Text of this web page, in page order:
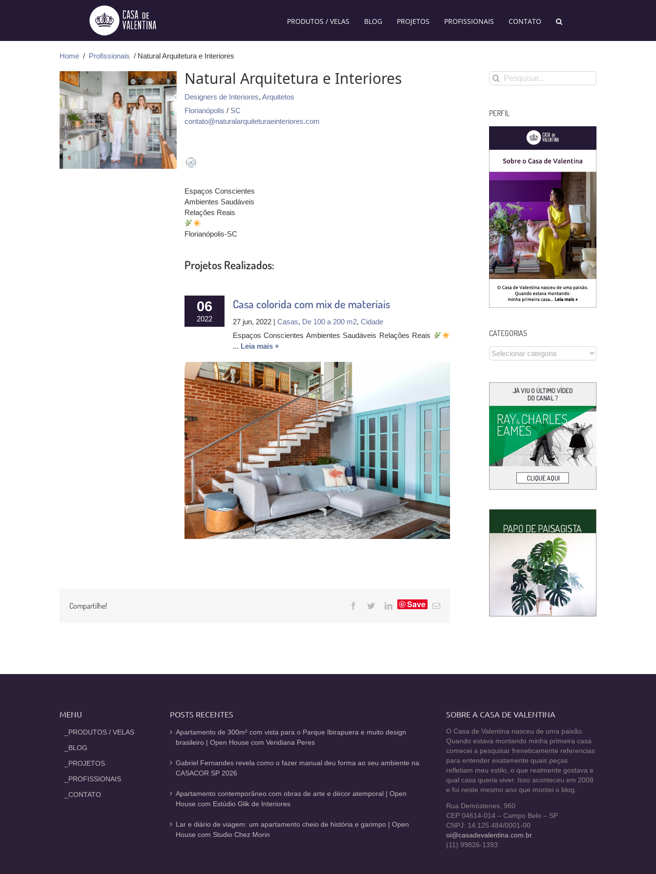
PRODUTOS / VELAS BLOG PROJETOS PROFISSIONAIS CONTATO
Home / Profissionais / Natural Arquitetura e Interiores
Natural Arquitetura e Interiores
Designers de Interiores, Arquitetos
Florianópolis / SC
contato@naturalarquiteturaeinteriores.com
Espaços Conscientes
Ambientes Saudáveis
Relações Reais
Florianópolis-SC
Projetos Realizados:
06
2022
Casa colorida com mix de materiais
27 jun, 2022 | Casas, De 100 a 200 m2, Cidade
Espaços Conscientes Ambientes Saudáveis Relações Reais
... Leia mais +
Compartilhe! Facebook
TwitterLinkedIn
Save
E-
Buscar
resultados
PERFIL
CATEGORIAS
CATEGORIAS
MENU
_PRODUTOS / VELAS
_BLOG
_PROJETOS
_PROFISSIONAIS
_CONTATO
POSTS RECENTES
Apartamento de 300m² com vista para o Parque Ibirapuera e muito design
brasileiro | Open House com Veridiana Peres
Gabriel Fernandes revela como o fazer manual deu forma ao seu ambiente na
CASACOR SP 2026
Apartamento contemporâneo com obras de arte e décor atemporal | Open
House com Estúdio Glik de Interiores
Lar e diário de viagem: um apartamento cheio de história e garimpo | Open
House com Studio Chez Morin
SOBRE A CASA DE VALENTINA
O Casa de Valentina nasceu de uma paixão.
Quando estava montando minha primeira casa
comecei a pesquisar freneticamente referencias
para entender exatamente quais peças
refletiam meu estilo, o que realmente gostava e
qual casa queria viver. Isso aconteceu em 2008
e foi neste mesmo ano que montei o blog.
Rua Demóstenes, 960
CEP 04614-014 – Campo Belo – SP
CNPJ: 14.125.484/0001-00
oi@casadevalentina.com.br
(11) 99826-1393